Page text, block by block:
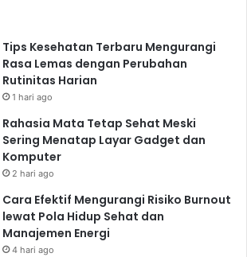
Tips Kesehatan Terbaru Mengurangi
Rasa Lemas dengan Perubahan
Rutinitas Harian
1 hari ago
Rahasia Mata Tetap Sehat Meski
Sering Menatap Layar Gadget dan
Komputer
2 hari ago
Cara Efektif Mengurangi Risiko Burnout
lewat Pola Hidup Sehat dan
Manajemen Energi
4 hari ago